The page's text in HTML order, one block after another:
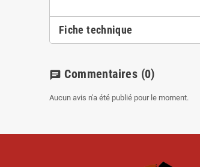
Fiche technique
chat Commentaires (0)
Aucun avis n'a été publié pour le moment.